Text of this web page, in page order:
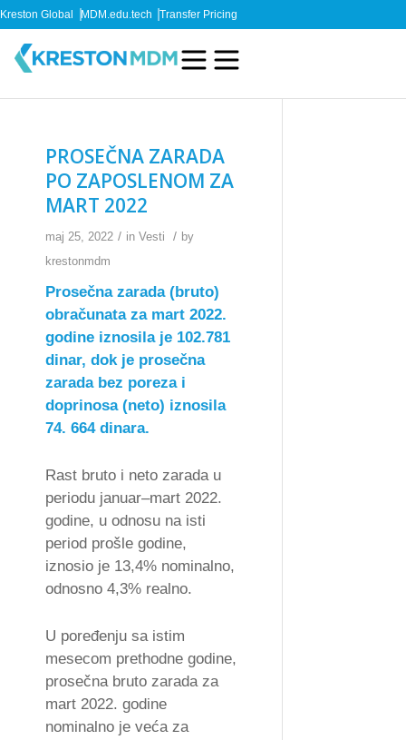
Kreston Global MDM.edu.tech Transfer Pricing
PROSEČNA ZARADA
PO ZAPOSLENOM ZA
MART 2022
maj 25, 2022 / in Vesti / by
krestonmdm
Prosečna zarada (bruto)
obračunata za mart 2022.
godine iznosila je 102.781
dinar, dok je prosečna
zarada bez poreza i
doprinosa (neto) iznosila
74. 664 dinara.
Rast bruto i neto zarada u
periodu januar–mart 2022.
godine, u odnosu na isti
period prošle godine,
iznosio je 13,4% nominalno,
odnosno 4,3% realno.
U poređenju sa istim
mesecom prethodne godine,
prosečna bruto zarada za
mart 2022. godine
nominalno je veća za